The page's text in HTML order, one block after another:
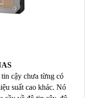
tin cậy chưa từng có
suất cao khác. Nó